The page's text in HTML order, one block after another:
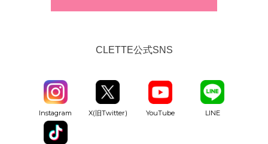
CLETTE公式SNS
Instagram X(旧Twitter) YouTube LINE